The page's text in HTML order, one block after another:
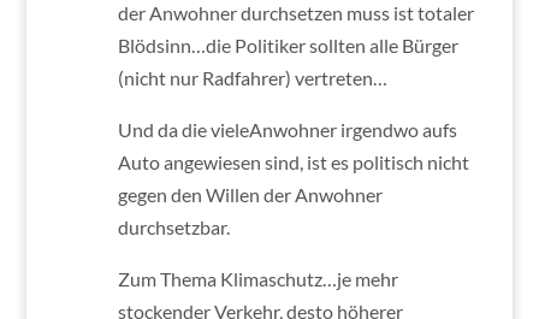
der Anwohner durchsetzen muss ist totaler
Blödsinn…die Politiker sollten alle Bürger
(nicht nur Radfahrer) vertreten…
Und da die vieleAnwohner irgendwo aufs
Auto angewiesen sind, ist es politisch nicht
gegen den Willen der Anwohner
durchsetzbar.
Zum Thema Klimaschutz…je mehr
stockender Verkehr, desto höherer